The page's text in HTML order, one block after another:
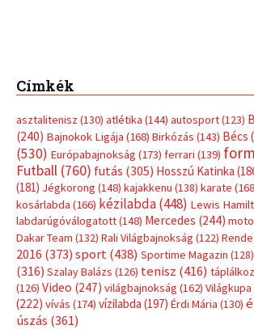
Címkék
asztalitenisz (130) atlétika (144) autosport(123)
(240) Bajnokok Ligája (168) Birkózás (143) Bécs
(530) Európabajnokság (173) ferrari (139)
Futball (760) futás (305) Hosszú Katinka
(181) Jégkorong (148) kajakkenu (138) karate
kosárlabda (166) kézilabda(448) Lewis
labdarúgóválogatott(148) Mercedes (244)
Dakar Team (132) Rali Világbajnokság (122)
2016 (373) sport(438) Sportime Magazin (128)
(316) Szalay Balázs (126) tenisz (416)
(126) Video (247) világbajnokság (162) Világkupa
(222) vívás (174) vízilabda (197) Érdi Mária (130)
úszás (361)